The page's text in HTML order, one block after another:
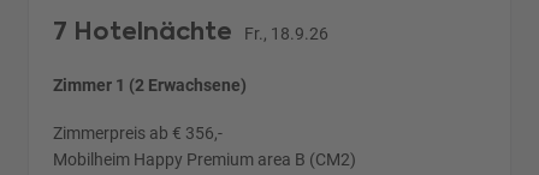
7 Hotelnächte Fr., 18.9.26
Zimmer 1 (2 Erwachsene)
Zimmerpreis ab € 356,-
Mobilheim Happy Premium area B (CM2)